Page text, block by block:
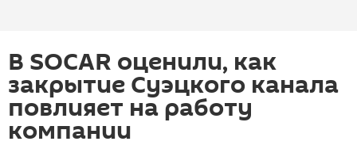
В SOCAR оценили, как
закрытие Суэцкого канала
повлияет на работу
компании